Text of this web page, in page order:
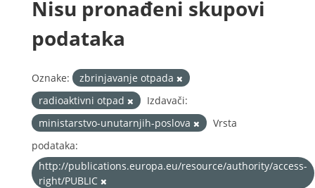
Nisu pronađeni skupovi
podataka
Oznake:
zbrinjavanje otpada
radioaktivni otpad
Izdavači:
ministarstvo-unutarnjih-poslova
Vrsta
podataka:
http://publications.europa.eu/resource/authority/access-
right/PUBLIC